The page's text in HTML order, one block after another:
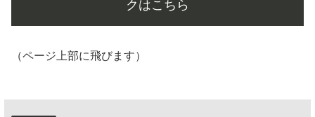
クはこちら
（ページ上部に飛びます）